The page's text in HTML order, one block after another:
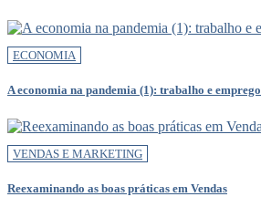
ECONOMIA
A economia na pandemia (1): trabalho e emprego
VENDAS E MARKETING
Reexaminando as boas práticas em Vendas